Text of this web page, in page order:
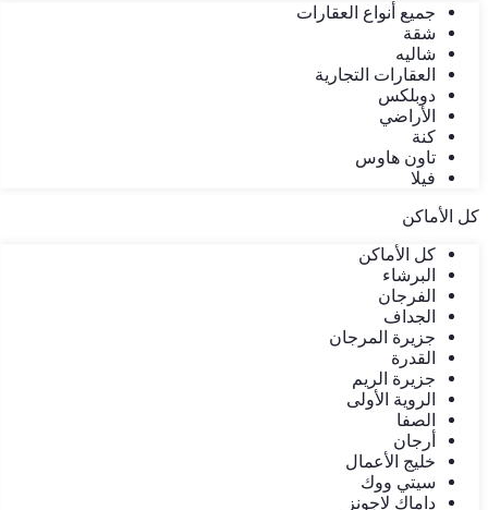
جميع أنواع العقارات
شقة
شاليه
العقارات التجارية
دوبلكس
الأراضي
كنة
تاون هاوس
فيلا
كل الأماكن
كل الأماكن
البرشاء
الفرجان
الجداف
جزيرة المرجان
القدرة
جزيرة الريم
الروية الأولى
الصفا
أرجان
خليج الأعمال
سيتي ووك
داماك لاجونز